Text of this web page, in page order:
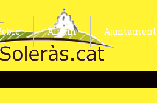
Àlbum Ajuntament